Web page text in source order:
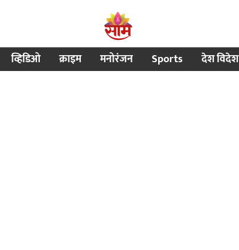
व्हिडिओ क्राइम मनोरंजन Sports देश विदेश